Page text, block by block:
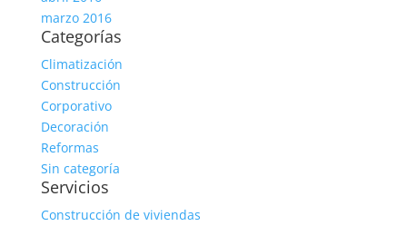
marzo 2016
Categorías
Climatización
Construcción
Corporativo
Decoración
Reformas
Sin categoría
Servicios
Construcción de viviendas